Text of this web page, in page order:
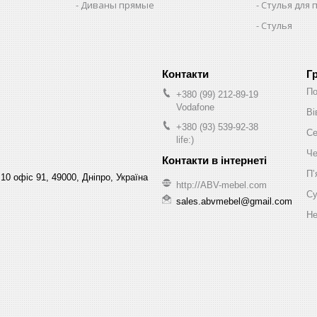
Диваны прямые
Стулья для
Стулья
офіс 91, 49000, Дніпро, Україна
+380 (99) 212-89-19
Vodafone
+380 (93) 539-92-38
life:)
http://ABV-mebel.com
sales.abvmebel@gmail.com